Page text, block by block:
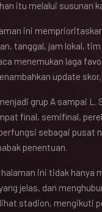
itu melalui susunan
ini
tanggal, jam lokal,
menemukan laga
update
grup A sampai
final, semifinal,
sebagai pusat
penentuan.
ini tidak hanya
jelas, dan
stadion, mengikuti